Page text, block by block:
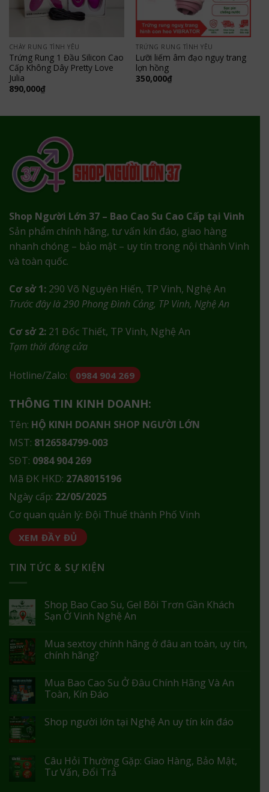
CHÀY RUNG TÌNH YÊU
Trứng Rung 1 Đầu Silicon Cao
Cấp Không Dây Pretty Love
Julia
890,000₫
TRỨNG RUNG TÌNH YÊU
Lưỡi liếm âm đạo ngụy trang
lợn hồng
350,000₫
Shop Người Lớn 37 – Bao Cao Su Cao Cấp tại Vinh
Sản phẩm chính hãng, tư vấn kín đáo, giao hàng
nhanh chóng – bảo mật – uy tín trong nội thành Vinh
và toàn quốc.
Cơ sở 1: 290 Võ Nguyên Hiến, TP Vinh, Nghệ An
Trước đây là 290 Phong Đình Cảng, TP Vinh, Nghệ An
Cơ sở 2: 21 Đốc Thiết, TP Vinh, Nghệ An
Tạm thời đóng cửa
Hotline/Zalo: 0984 904 269
THÔNG TIN KINH DOANH:
Tên: HỘ KINH DOANH SHOP NGƯỜI LỚN
MST: 8126584799-003
SĐT: 0984 904 269
Mã ĐK HKD: 27A8015196
Ngày cấp: 22/05/2025
Cơ quan quản lý: Đội Thuế thành Phố Vinh
XEM ĐẦY ĐỦ
TIN TỨC & SỰ KIỆN
Shop Bao Cao Su, Gel Bôi Trơn Gần Khách
Sạn Ở Vinh Nghệ An
Mua sextoy chính hãng ở đâu an toàn, uy tín,
chính hãng?
Mua Bao Cao Su Ở Đâu Chính Hãng Và An
Toàn, Kín Đáo
Shop người lớn tại Nghệ An uy tín kín đáo
Câu Hỏi Thường Gặp: Giao Hàng, Bảo Mật,
Tư Vấn, Đổi Trả